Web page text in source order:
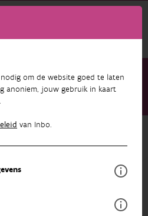
om de website goed te laten
anoniem, jouw gebruik in kaart
van Inbo.